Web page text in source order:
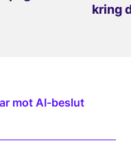
kring
mot AI-beslut